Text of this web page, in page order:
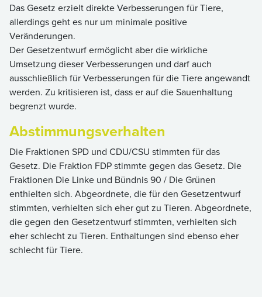
Das Gesetz erzielt direkte Verbesserungen für Tiere,
allerdings geht es nur um minimale positive
Veränderungen.
Der Gesetzentwurf ermöglicht aber die wirkliche
Umsetzung dieser Verbesserungen und darf auch
ausschließlich für Verbesserungen für die Tiere angewandt
werden. Zu kritisieren ist, dass er auf die Sauenhaltung
begrenzt wurde.
Abstimmungsverhalten
Die Fraktionen SPD und CDU/CSU stimmten für das
Gesetz. Die Fraktion FDP stimmte gegen das Gesetz. Die
Fraktionen Die Linke und Bündnis 90 / Die Grünen
enthielten sich. Abgeordnete, die für den Gesetzentwurf
stimmten, verhielten sich eher gut zu Tieren. Abgeordnete,
die gegen den Gesetzentwurf stimmten, verhielten sich
eher schlecht zu Tieren. Enthaltungen sind ebenso eher
schlecht für Tiere.